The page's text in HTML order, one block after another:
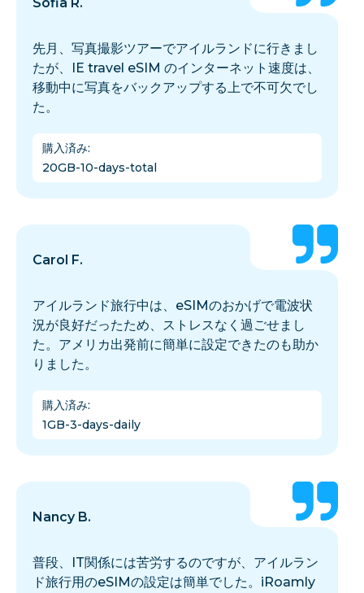
Sofia R.
先月、写真撮影ツアーでアイルランドに行きまし
たが、IE travel eSIM のインターネット速度は、
移動中に写真をバックアップする上で不可欠でし
た。
購入済み:
20GB-10-days-total
Carol F.
アイルランド旅行中は、eSIMのおかげで電波状
況が良好だったため、ストレスなく過ごせまし
た。アメリカ出発前に簡単に設定できたのも助か
りました。
購入済み:
1GB-3-days-daily
Nancy B.
普段、IT関係には苦労するのですが、アイルラン
ド旅行用のeSIMの設定は簡単でした。iRoamly